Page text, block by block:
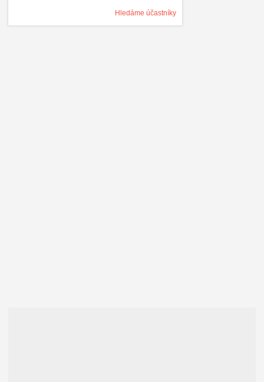
Hledáme účastníky